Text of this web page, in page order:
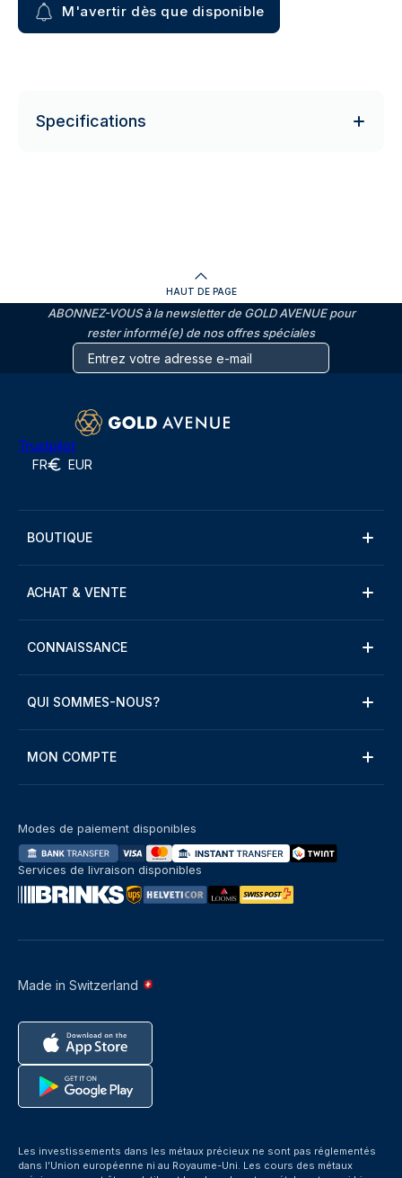
M'avertir dès que disponible
Specifications
HAUT DE PAGE
ABONNEZ-VOUS à la newsletter de GOLD AVENUE pour
rester informé(e) de nos offres spéciales
Trustpilot
FR EUR
BOUTIQUE
ACHAT & VENTE
CONNAISSANCE
QUI SOMMES-NOUS?
MON COMPTE
Made in Switzerland
Modes de paiement disponibles
Services de livraison disponibles
Les investissements dans les métaux précieux ne sont pas réglementés
dans l’Union européenne ni au Royaume-Uni. Les cours des métaux